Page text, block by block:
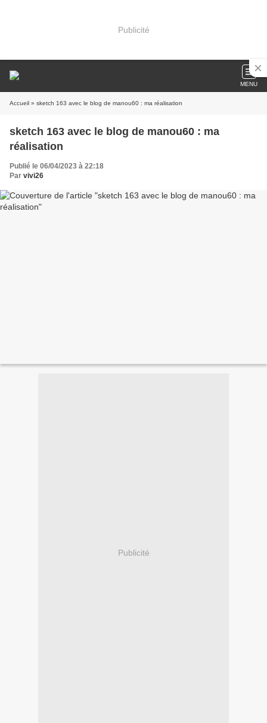
Publicité
MENU
Accueil » sketch 163 avec le blog de manou60 : ma réalisation
sketch 163 avec le blog de manou60 : ma
réalisation
Publié le 06/04/2023 à 22:18
Par vivi26
Publicité